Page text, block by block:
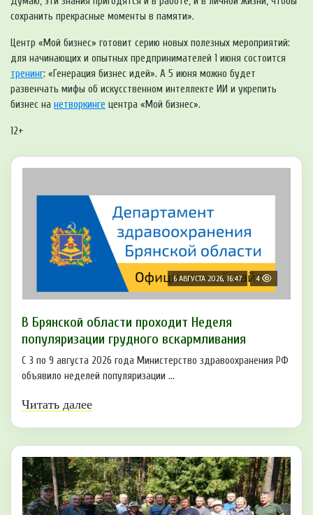
сохранить прекрасные моменты в памяти».
Центр «Мой бизнес» готовит серию новых полезных мероприятий:
для начинающих и опытных предпринимателей 1 июня состоится
тренинг: «Генерация бизнес идей». А 5 июня можно будет
развенчать мифы об искусственном интеллекте ИИ и укрепить
бизнес на нетворкинге центра «Мой бизнес».
12+
6 АВГУСТА 2026, 16:47 4
В Брянской области проходит Неделя
популяризации грудного вскармливания
С 3 по 9 августа 2026 года Министерство здравоохранения РФ
объявило неделей популяризации ...
Читать далее